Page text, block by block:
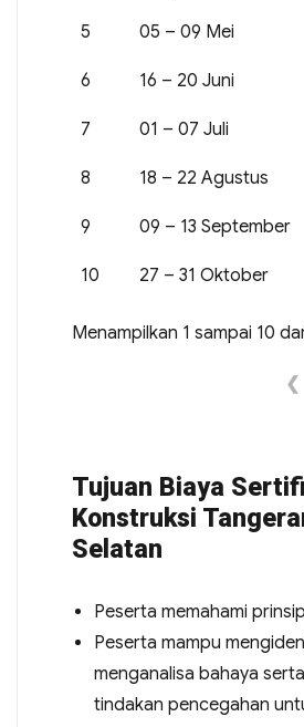
5 05 – 09 Mei
6 16 – 20 Juni
7 01 – 07 Juli
8 18 – 22 Agustus
9 09 – 13 September
10 27 – 31 Oktober
Menampilkan 1 sampai 10
❮
Tujuan Biaya
Konstruksi
Selatan
Peserta memahami
Peserta mampu
menganalisa bahaya
tindakan pencegahan